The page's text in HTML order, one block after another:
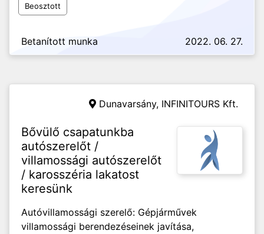
Beosztott
Betanított munka 2022. 06. 27.
Dunavarsány, INFINITOURS Kft.
Bővülő csapatunkba
autószerelőt /
villamossági autószerelőt
/ karosszéria lakatost
keresünk
Autóvillamossági szerelő: Gépjárművek
villamossági berendezéseinek javítása,